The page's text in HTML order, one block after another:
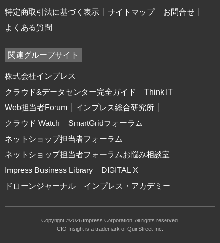
特定商取引法に基づく表示
サイトマップ
お問合せ
よくある質問
関連グループサイト
株式会社インプレス
クラウド&データセンター完全ガイド
Think IT
Web担当者Forum
インプレス総合研究所
クラウド Watch
SmartGridフォーラム
ネットショップ担当者フォーラム
ネットショップ担当者フォーラムお悩み相談室
Impress Business Library
DIGITAL X
ドローンジャーナル
インプレス・アカデミー
Copyright ©2026 Impress Corporation. All rights reserved.
CIO Insight is a trademark of QuinStreet Inc.